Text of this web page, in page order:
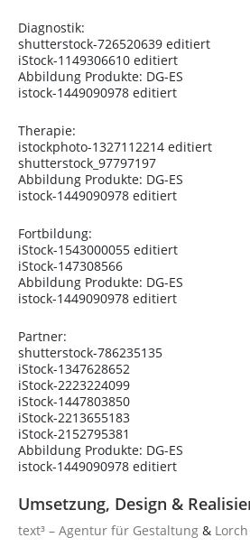
Diagnostik:
shutterstock-726520639 editiert
iStock-1149306610 editiert
Abbildung Produkte: DG-ES
istock-1449090978 editiert
Therapie:
istockphoto-1327112214 editiert
shutterstock_97797197
Abbildung Produkte: DG-ES
istock-1449090978 editiert
Fortbildung:
iStock-1543000055 editiert
iStock-147308566
Abbildung Produkte: DG-ES
istock-1449090978 editiert
Partner:
shutterstock-786235135
iStock-1347628652
iStock-2223224099
iStock-1447803850
iStock-2213655183
iStock-2152795381
Abbildung Produkte: DG-ES
istock-1449090978 editiert
Umsetzung, Design &
text³ – Agentur für Gestaltung &